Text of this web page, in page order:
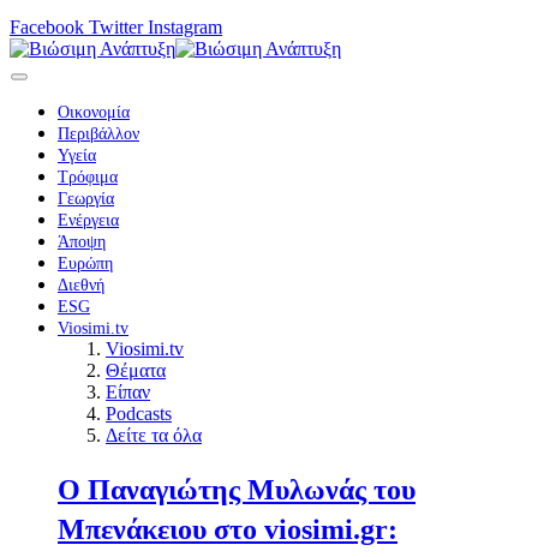
Facebook Twitter Instagram
Οικονομία
Περιβάλλον
Υγεία
Τρόφιμα
Γεωργία
Ενέργεια
Άποψη
Ευρώπη
Διεθνή
ESG
Viosimi.tv
Viosimi.tv
Θέματα
Είπαν
Podcasts
Δείτε τα όλα
Ο Παναγιώτης Μυλωνάς του
Μπενάκειου στο viosimi.gr: